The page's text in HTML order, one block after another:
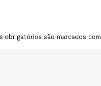
obrigatórios são marcados com